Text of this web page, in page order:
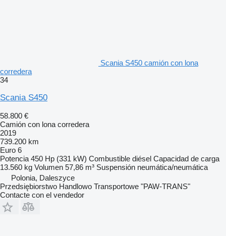
Scania S450 camión con lona
corredera
34
Scania S450
58.800 €
Camión con lona corredera
2019
739.200 km
Euro 6
Potencia 450 Hp (331 kW) Combustible diésel Capacidad de carga
13.560 kg Volumen 57,86 m³ Suspensión neumática/neumática
Polonia, Daleszyce
Przedsiębiorstwo Handlowo Transportowe "PAW-TRANS"
Contacte con el vendedor